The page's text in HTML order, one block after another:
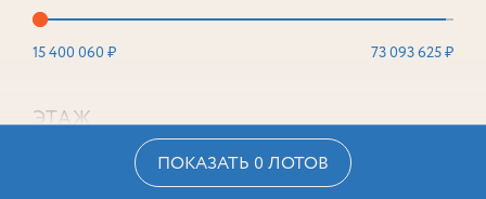
15 400 060 ₽ 73 093 625 ₽
ЭТАЖ
ПОКАЗАТЬ 0 ЛОТОВ